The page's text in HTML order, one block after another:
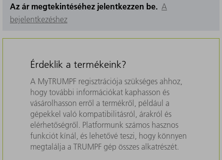
Az ár megtekintéséhez jelentkezzen be. A
bejelentkezéshez
Érdeklik a termékeink?
A MyTRUMPF regisztrációja szükséges ahhoz,
hogy további információkat kaphasson és
vásárolhasson erről a termékről, például a
gépekkel való kompatibilitásról, árakról és
elérhetőségről. Platformunk számos hasznos
funkciót kínál, és lehetővé teszi, hogy könnyen
megtalálja a TRUMPF gép összes alkatrészét.